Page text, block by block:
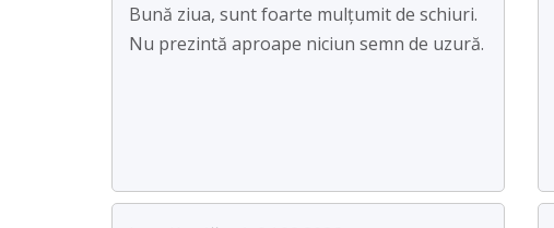
Bună ziua, sunt foarte mulțumit de schiuri.
Nu prezintă aproape niciun semn de uzură.